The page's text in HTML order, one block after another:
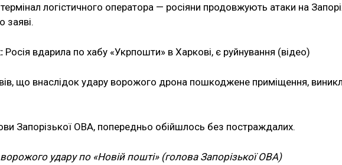
логістичного оператора — росіяни продовжують атаки на
заяві.
Росія вдарила по хабу «Укрпошти» в Харкові, є руйнування (відео)
що внаслідок удару ворожого дрона пошкоджене приміщення,
Запорізької ОВА, попередньо обійшлось без постраждалих.
удару по «Новій пошті» (голова Запорізької ОВА)